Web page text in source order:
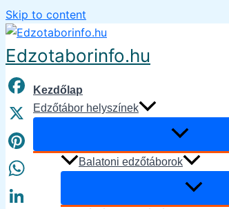
Skip to content
Edzotaborinfo.hu
Kezdőlap
Edzőtábor helyszínek
Balatoni edzőtáborok
Facebook
X
Pinterest
WhatsApp